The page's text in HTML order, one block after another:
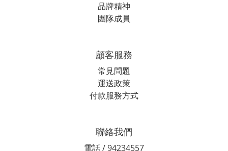
品牌精神
團隊成員
顧客服務
常見問題
運送政策
付款服務方式
聯絡我們
電話 / 94234557